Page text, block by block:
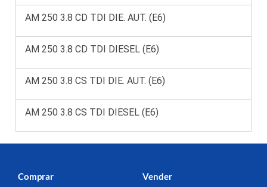
AM 250 3.8 CD TDI DIE. AUT. (E6)
AM 250 3.8 CD TDI DIESEL (E6)
AM 250 3.8 CS TDI DIE. AUT. (E6)
AM 250 3.8 CS TDI DIESEL (E6)
Comprar Vender